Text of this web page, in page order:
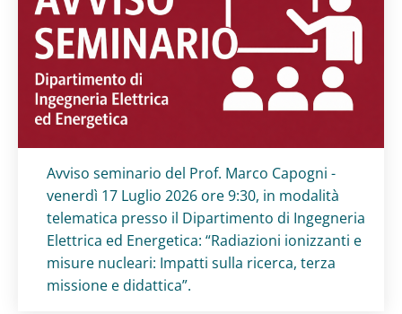
Titolo card:
Avviso seminario del Prof. Marco Capogni -
venerdì 17 Luglio 2026 ore 9:30, in modalità
telematica presso il Dipartimento di Ingegneria
Elettrica ed Energetica: “Radiazioni ionizzanti e
misure nucleari: Impatti sulla ricerca, terza
missione e didattica”.